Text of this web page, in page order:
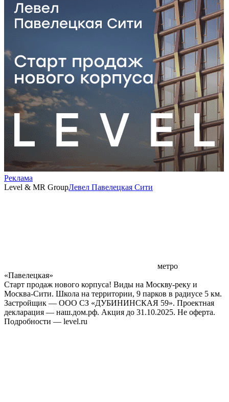
Реклама
Level & MR GroupЛевел Павелецкая Сити
метро
«Павелецкая»
Старт продаж нового корпуса! Виды на Москву-реку и
Москва-Сити. Школа на территории, 9 парков в радиусе 5 км.
Застройщик — ООО СЗ «ДУБИНИНСКАЯ 59». Проектная
декларация — наш.дом.рф. Акция до 31.10.2025. Не оферта.
Подробности — level.ru